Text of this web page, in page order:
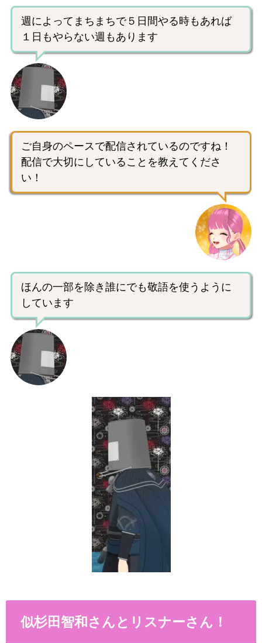
週によってまちまちで５日間やる時もあれば
１日もやらない週もあります
ご自身のペースで配信されているのですね！
配信で大切にしていることを教えてくださ
い！
ほんの一部を除き誰にでも敬語を使うように
しています
似杉田智和さんとリスナーさん！